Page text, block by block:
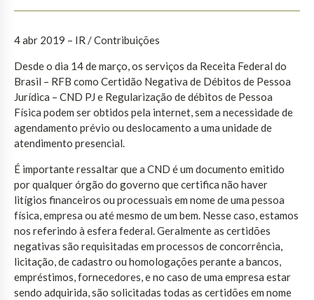
4 abr 2019 – IR / Contribuições
Desde o dia 14 de março, os serviços da Receita Federal do
Brasil – RFB como Certidão Negativa de Débitos de Pessoa
Jurídica – CND PJ e Regularização de débitos de Pessoa
Física podem ser obtidos pela internet, sem a necessidade de
agendamento prévio ou deslocamento a uma unidade de
atendimento presencial.
É importante ressaltar que a CND é um documento emitido
por qualquer órgão do governo que certifica não haver
litígios financeiros ou processuais em nome de uma pessoa
física, empresa ou até mesmo de um bem. Nesse caso, estamos
nos referindo à esfera federal. Geralmente as certidões
negativas são requisitadas em processos de concorrência,
licitação, de cadastro ou homologações perante a bancos,
empréstimos, fornecedores, e no caso de uma empresa estar
sendo adquirida, são solicitadas todas as certidões em nome